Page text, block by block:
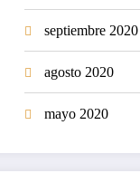
septiembre 2020
agosto 2020
mayo 2020